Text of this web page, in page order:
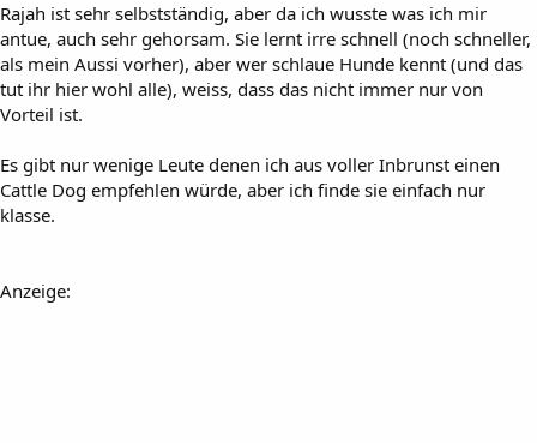
Rajah ist sehr selbstständig, aber da ich wusste was ich mir
antue, auch sehr gehorsam. Sie lernt irre schnell (noch schneller,
als mein Aussi vorher), aber wer schlaue Hunde kennt (und das
tut ihr hier wohl alle), weiss, dass das nicht immer nur von
Vorteil ist.
Es gibt nur wenige Leute denen ich aus voller Inbrunst einen
Cattle Dog empfehlen würde, aber ich finde sie einfach nur
klasse.
Anzeige: